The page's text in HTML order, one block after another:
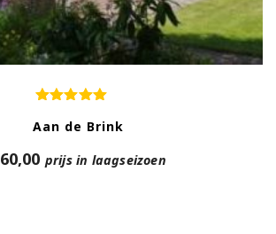
Aan de Brink
60,00 prijs in laagseizoen